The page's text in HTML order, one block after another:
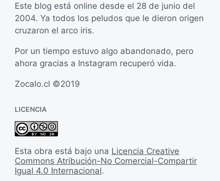
Este blog está online desde el 28 de junio del
2004. Ya todos los peludos que le dieron origen
cruzaron el arco iris.
Por un tiempo estuvo algo abandonado, pero
ahora gracias a Instagram recuperó vida.
Zocalo.cl ©2019
LICENCIA
Esta obra está bajo una Licencia Creative
Commons Atribución-No Comercial-Compartir
Igual 4.0 Internacional.